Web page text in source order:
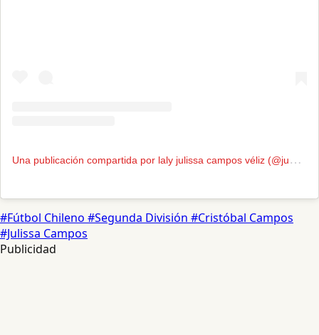
U
na publicación compartida por laly julissa campos véliz (@ju17ssa)
#Fútbol Chileno #Segunda División #Cristóbal Campos
#Julissa Campos
Publicidad